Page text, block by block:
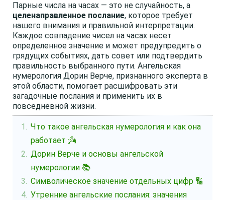
Парные числа на часах — это не случайность, а
целенаправленное послание, которое требует
нашего внимания и правильной интерпретации.
Каждое совпадение чисел на часах несет
определенное значение и может предупредить о
грядущих событиях, дать совет или подтвердить
правильность выбранного пути. Ангельская
нумерология Дорин Верче, признанного эксперта в
этой области, помогает расшифровать эти
загадочные послания и применить их в
повседневной жизни.
Что такое ангельская нумерология и как она
работает 👼
Дорин Верче и основы ангельской
нумерологии 📚
Символическое значение отдельных цифр 🔢
Утренние ангельские послания: значения